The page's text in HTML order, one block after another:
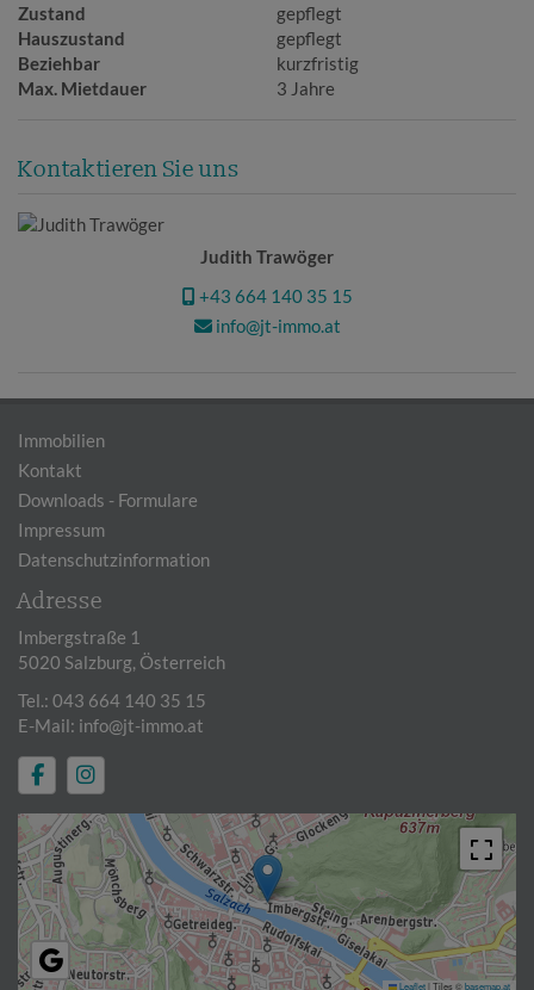
Zustand
gepflegt
Hauszustand
gepflegt
Beziehbar
kurzfristig
Max. Mietdauer
3 Jahre
Kontaktieren Sie uns
Judith Trawöger
+43 664 140 35 15
info@jt-immo.at
Immobilien
Kontakt
Downloads - Formulare
Impressum
Datenschutzinformation
Adresse
Imbergstraße 1
5020 Salzburg, Österreich
Tel.: 043 664 140 35 15
E-Mail: info@jt-immo.at
Leaflet| Tiles ©basemap.at